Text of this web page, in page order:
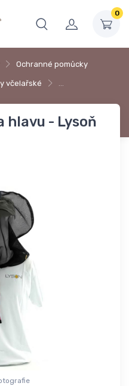
0
Ochranné pomůcky
včelařské …
hlavu - Lysoň